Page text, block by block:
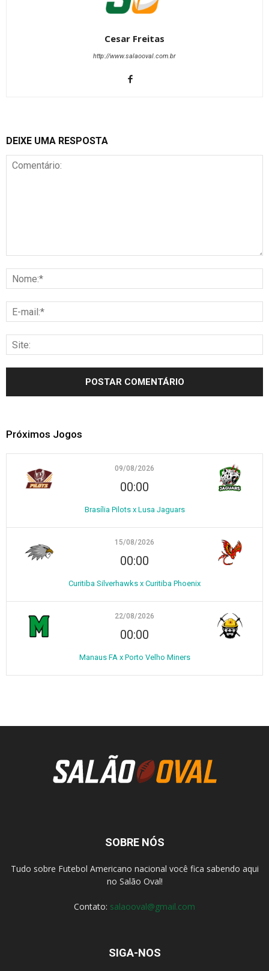
Cesar Freitas
http://www.salaooval.com.br
DEIXE UMA RESPOSTA
Próximos Jogos
09/08/2026
00:00
Brasília Pilots x Lusa Jaguars
15/08/2026
00:00
Curitiba Silverhawks x Curitiba Phoenix
22/08/2026
00:00
Manaus FA x Porto Velho Miners
SOBRE NÓS
Tudo sobre Futebol Americano nacional você fica sabendo aqui
no Salão Oval!
Contato: salaooval@gmail.com
SIGA-NOS